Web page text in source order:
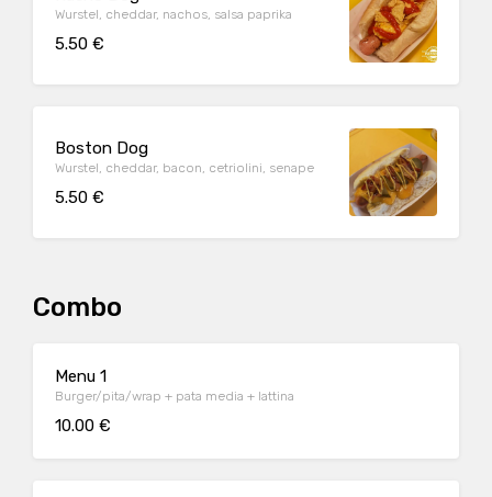
Wurstel, cheddar, nachos, salsa paprika
5.50 €
Boston Dog
Wurstel, cheddar, bacon, cetriolini, senape
5.50 €
Combo
Menu 1
Burger/pita/wrap + pata media + lattina
10.00 €